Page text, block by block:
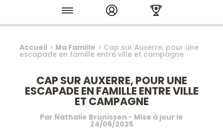
Skip to content
Accueil > Ma Famille > Cap sur Auxerre, pour une
escapade en famille entre ville et campagne
CAP SUR AUXERRE, POUR UNE
ESCAPADE EN FAMILLE ENTRE VILLE
ET CAMPAGNE
Par Nathalie Brunissen - Mise à jour le
24/06/2025